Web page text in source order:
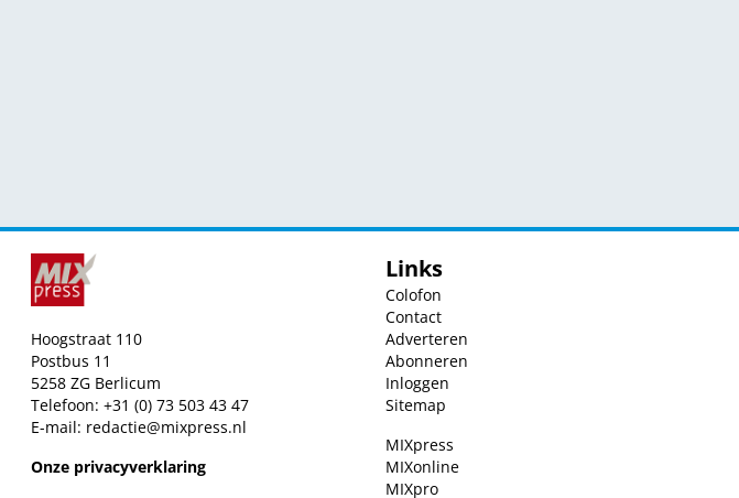
Hoogstraat 110
Postbus 11
5258 ZG Berlicum
Telefoon: +31 (0) 73 503 43 47
E-mail: redactie@mixpress.nl
Onze privacyverklaring
Links
Colofon
Contact
Adverteren
Abonneren
Inloggen
Sitemap
MIXpress
MIXonline
MIXpro